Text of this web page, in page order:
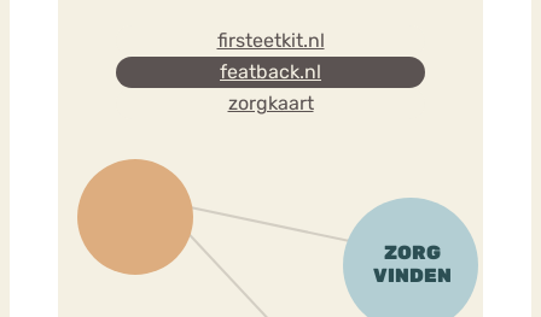
firsteetkit.nl
featback.nl
zorgkaart